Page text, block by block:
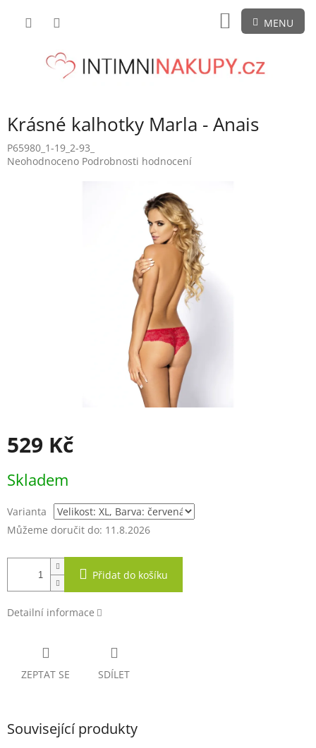
NÁKUPNÍ
KOŠÍK
Krásné kalhotky Marla - Anais
P65980_1-19_2-93_
Průměrné
Neohodnoceno Podrobnosti hodnocení
529 Kč
cena:
Skladem
Varianta
Můžeme doručit do: 11.8.2026
Přidat do košíku
Detailní informace
ZEPTAT SE SDÍLET
Související produkty